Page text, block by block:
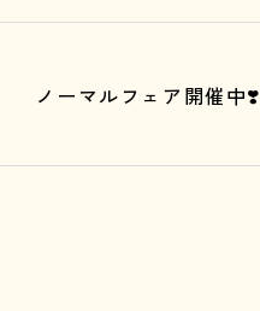
ノーマルフェア開催中❣️